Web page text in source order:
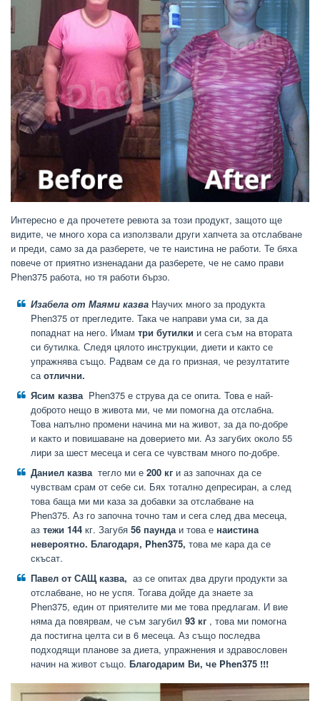
Интересно е да прочетете ревюта за този продукт, защото ще
видите, че много хора са използвали други хапчета за отслабване
и преди, само за да разберете, че те наистина не работи. Те бяха
повече от приятно изненадани да разберете, че не само прави
Phen375 работа, но тя работи бързо.
Изабела от Маями казва Научих много за продукта
Phen375 от прегледите. Така че направи ума си, за да
попаднат на него. Имам три бутилки и сега съм на втората
си бутилка. Следя цялото инструкции, диети и както се
упражнява също. Радвам се да го призная, че резултатите
саотлични.
Ясим казва Phen375 е струва да се опита. Това е най-
доброто нещо в живота ми, че ми помогна да отслабна.
Това напълно промени начина ми на живот, за да по-добре
и както и повишаване на доверието ми. Аз загубих около 55
лири за шест месеца и сега се чувствам много по-добре.
Даниел казва тегло ми е 200 кг и аз започнах да се
чувствам срам от себе си. Бях тотално депресиран, а след
това баща ми ми каза за добавки за отслабване на
Phen375. Аз го започна точно там и сега след два месеца,
аз тежи 144 кг. Загубя 56 паундаи това е наистина
невероятно. Благодаря, Phen375, това ме кара да се
скъсат.
Павел от САЩ казва, аз се опитах два други продукти за
отслабване, но не успя. Тогава дойде да знаете за
Phen375, един от приятелите ми ме това предлагам. И вие
няма да повярвам, че съм загубил 93 кг , това ми помогна
да постигна целта си в 6 месеца. Аз също последва
подходящи планове за диета, упражнения и здравословен
начин на живот също. Благодарим Ви, че Phen375 !!!